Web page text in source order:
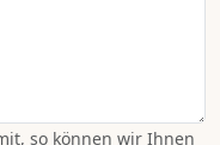
so können wir Ihnen